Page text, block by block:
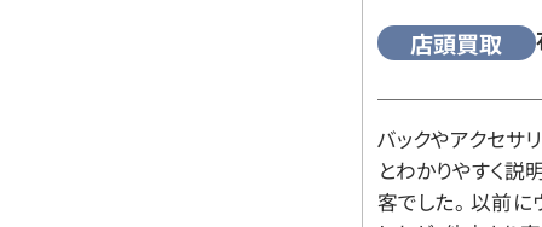
店頭買取
バックやアクセサ
とわかりやすく説
客でした。 以前